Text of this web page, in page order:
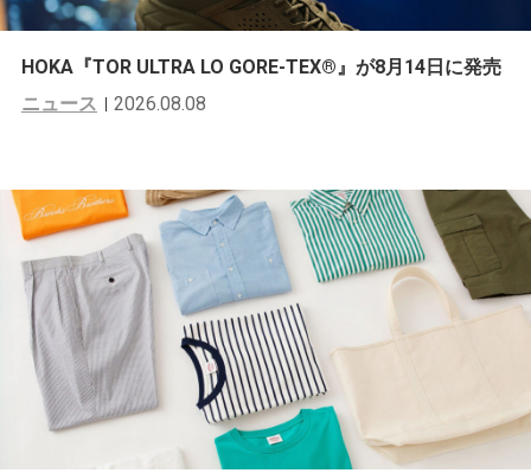
HOKA『TOR ULTRA LO GORE-TEX®︎』が8月14日に発売
ニュース
2026.08.08